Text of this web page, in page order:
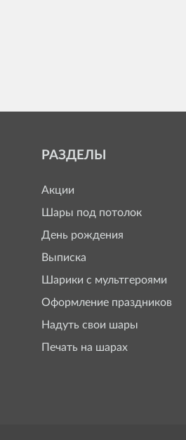
РАЗДЕЛЫ
Акции
Шары под потолок
День рождения
Выписка
Шарики с мультгероями
Оформление праздников
Надуть свои шары
Печать на шарах